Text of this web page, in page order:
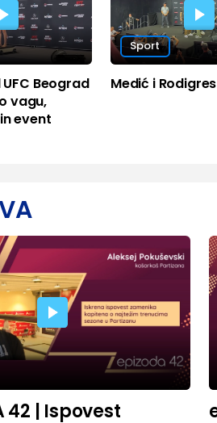
Beograd
vagu,
event
Sport
Medić i
42 | Ispovest